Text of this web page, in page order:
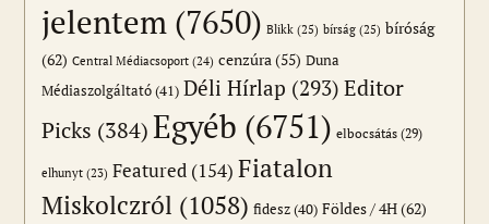
jelentem (7650) Blikk (25) bírság (25) bíróság
(62) Central Médiacsoport (24) cenzúra(55) Duna
Médiaszolgáltató(41) Déli Hírlap (293) Editor
Picks (384)Egyéb (6751) elbocsátás (29)
elhunyt (23) Featured (154) Fiatalon
Miskolczról (1058) fidesz(40) Földes / 4H(62)